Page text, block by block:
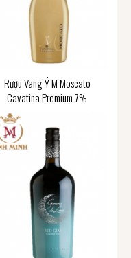
Rượu Vang Ý M Moscato
Cavatina Premium 7%